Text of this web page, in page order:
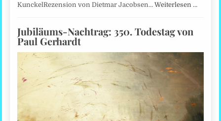
KunckelRezension von Dietmar Jacobsen…Weiterlesen …
Jubiläums-Nachtrag: 350. Todestag von
Paul Gerhardt